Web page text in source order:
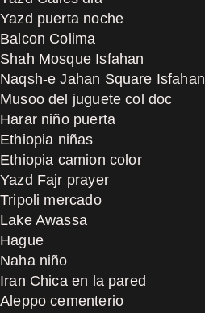
Yazd puerta noche
Balcon Colima
Shah Mosque Isfahan
Naqsh-e Jahan Square Isfahan
Musoo del juguete col doc
Harar niño puerta
Ethiopia niñas
Ethiopia camion color
Yazd Fajr prayer
Tripoli mercado
Lake Awassa
Hague
Naha niño
Iran Chica en la pared
Aleppo cementerio